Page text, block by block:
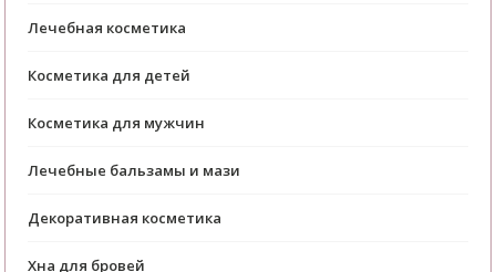
Лечебная косметика
Косметика для детей
Косметика для мужчин
Лечебные бальзамы и мази
Декоративная косметика
Хна для бровей